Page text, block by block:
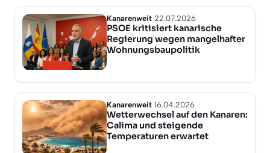
Kanarenweit 22.07.2026
PSOE kritisiert kanarische
Regierung wegen mangelhafter
Wohnungsbaupolitik
Kanarenweit 16.04.2026
Wetterwechsel auf den Kanaren:
Calima und steigende
Temperaturen erwartet